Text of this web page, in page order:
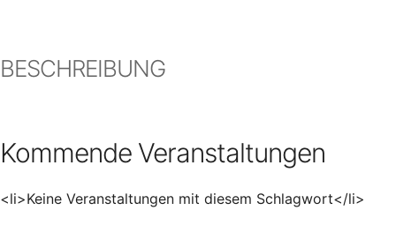
BESCHREIBUNG
Kommende Veranstaltungen
<li>Keine Veranstaltungen mit diesem Schlagwort</li>